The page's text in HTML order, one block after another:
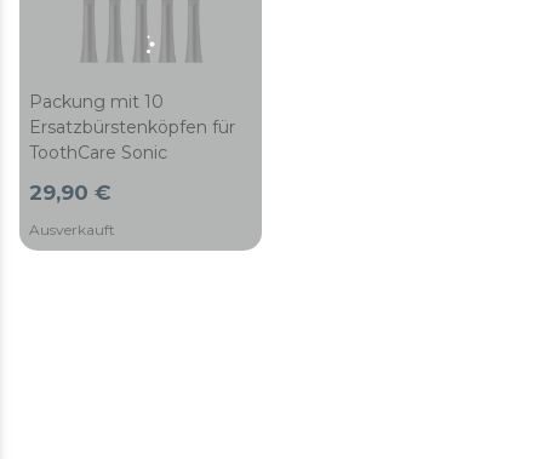
Packung mit 10
Ersatzbürstenköpfen für
ToothCare Sonic
29,90 €
Ausverkauft